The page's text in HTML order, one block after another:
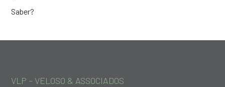
VLP – VELOSO & ASSOCIADOS